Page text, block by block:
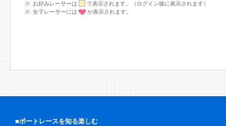
お好みレーサーは
で表示されます。（ログイン後に表示されます）
女子レーサーには
が表示されます。
■ボートレースを知る楽しむ